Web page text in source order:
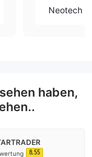
Neotech
haben,
8.55